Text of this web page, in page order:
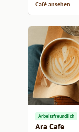
Café ansehen
Arbeitsfreundlich
Ara Cafe